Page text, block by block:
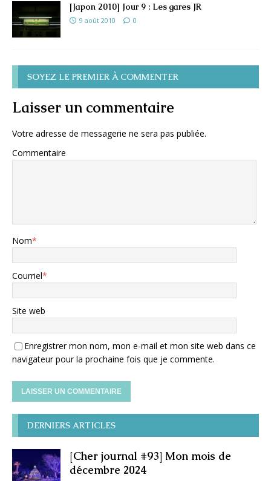
[Japon 2010] Jour 9 : Les gares JR
9 août 2010 0
SOYEZ LE PREMIER À COMMENTER
Laisser un commentaire
Votre adresse de messagerie ne sera pas publiée.
Commentaire
Nom*
Courriel*
Site web
Enregistrer mon nom, mon e-mail et mon site web dans ce
navigateur pour la prochaine fois que je commente.
DERNIERS ARTICLES
[Cher journal #93] Mon mois de
décembre 2024